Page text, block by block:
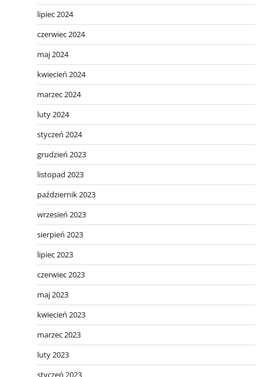
lipiec 2024
czerwiec 2024
maj 2024
kwiecień 2024
marzec 2024
luty 2024
styczeń 2024
grudzień 2023
listopad 2023
październik 2023
wrzesień 2023
sierpień 2023
lipiec 2023
czerwiec 2023
maj 2023
kwiecień 2023
marzec 2023
luty 2023
styczeń 2023